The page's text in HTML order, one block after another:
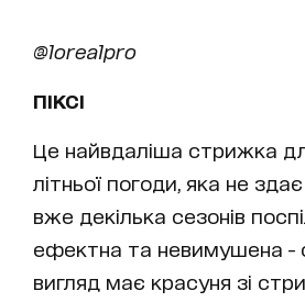
@lorealpro
ПІКСІ
Це найвдаліша стрижка
літньої погоди, яка не
вже декілька сезонів
ефектна та невимушена -
вигляд має красуня зі